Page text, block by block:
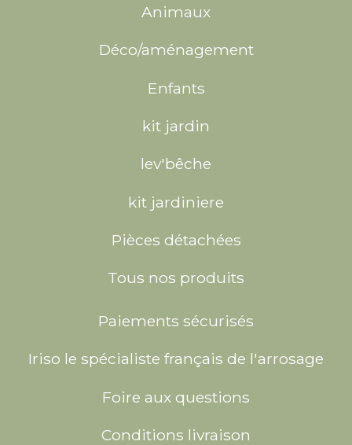
Animaux
Déco/aménagement
Enfants
kit jardin
lev'bêche
kit jardiniere
Pièces détachées
Tous nos produits
Paiements sécurisés
Iriso le spécialiste français de l'arrosage
Foire aux questions
Conditions livraison